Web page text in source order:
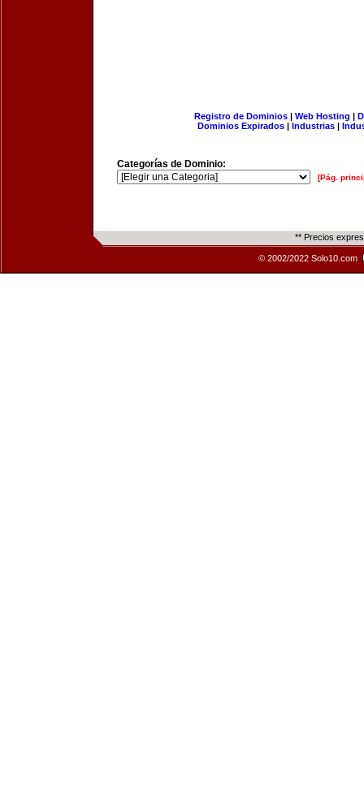
Registro de Dominios| Web Hosting |
Dominios Expirados | Industrias |
Categorías de Dominio:
[Pág.
** Precios
© 2002/2022 Solo10.com